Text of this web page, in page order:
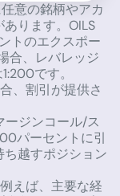
意の銘柄やアカ
ります。OILS
トのエクスポー
合、レバレッジ
です。
、割引が提供さ
ージンコール/ス
パーセントに引
越すポジション
えば、主要な経